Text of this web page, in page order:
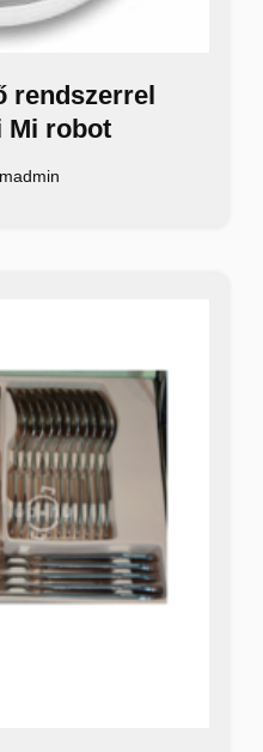
rendszerrel
Mi robot